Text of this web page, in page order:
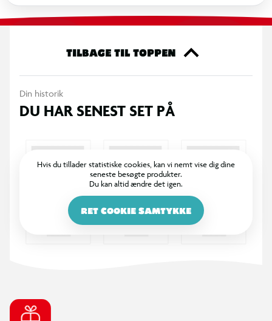
bevægelser. Indeholder 2 SmartPoint-lokationer, der udløser
sætninger, lyde og melodier, når bilen kører hen over.
SmartPoint-køretøjer sælges separat).
TILBAGE TIL TOPPEN
Din historik
DU HAR SENEST SET PÅ
Hvis du tillader statistiske cookies, kan vi nemt vise dig dine
seneste besøgte produkter.
Du kan altid ændre det igen.
RET COOKIE SAMTYKKE